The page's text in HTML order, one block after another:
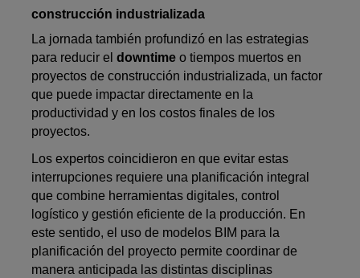
construcción industrializada
La jornada también profundizó en las estrategias
para reducir eldowntime o tiempos muertos en
proyectos de construcción industrializada, un factor
que puede impactar directamente en la
productividad y en los costos finales de los
proyectos.
Los expertos coincidieron en que evitar estas
interrupciones requiere una planificación integral
que combine herramientas digitales, control
logístico y gestión eficiente de la producción. En
este sentido, el uso de modelos BIM para la
planificación del proyecto permite coordinar de
manera anticipada las distintas disciplinas